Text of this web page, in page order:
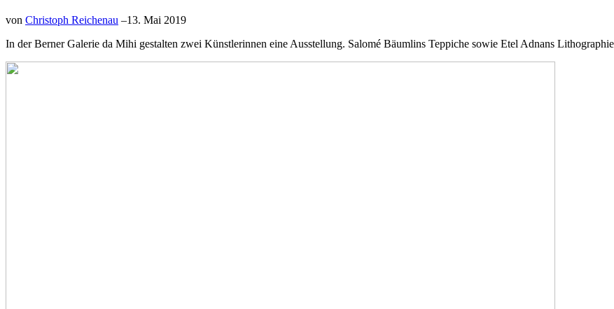
von Christoph Reichenau –13. Mai 2019
In der Berner Galerie da Mihi gestalten zwei Künstlerinnen eine Ausstellung. Salomé Bäumlins Teppiche sowie Etel Adnans